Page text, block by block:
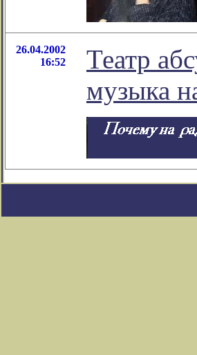
26.04.2002
16:52
Театр
музыка